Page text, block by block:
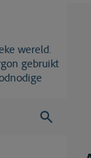
wereld.
gebruikt